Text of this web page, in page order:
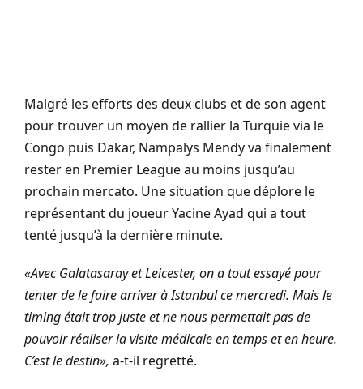
Malgré les efforts des deux clubs et de son agent
pour trouver un moyen de rallier la Turquie via le
Congo puis Dakar, Nampalys Mendy va finalement
rester en Premier League au moins jusqu’au
prochain mercato. Une situation que déplore le
représentant du joueur Yacine Ayad qui a tout
tenté jusqu’à la dernière minute.
«Avec Galatasaray et Leicester, on a tout essayé pour
tenter de le faire arriver à Istanbul ce mercredi. Mais le
timing était trop juste et ne nous permettait pas de
pouvoir réaliser la visite médicale en temps et en heure.
C’est le destin», a-t-il regretté.